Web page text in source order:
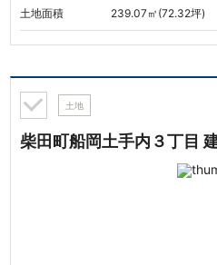
土地面積 239.07㎡(72.32坪)
土地
柴田町船岡土手内３丁目